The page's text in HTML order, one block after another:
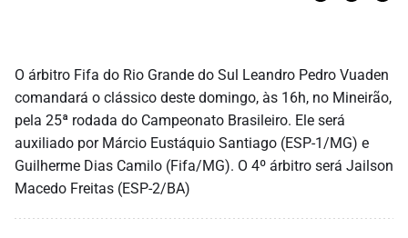
O árbitro Fifa do Rio Grande do Sul Leandro Pedro Vuaden
comandará o clássico deste domingo, às 16h, no Mineirão,
pela 25ª rodada do Campeonato Brasileiro. Ele será
auxiliado por Márcio Eustáquio Santiago (ESP-1/MG) e
Guilherme Dias Camilo (Fifa/MG). O 4º árbitro será Jailson
Macedo Freitas (ESP-2/BA)